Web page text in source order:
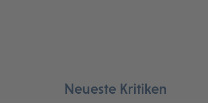
Neueste Kritiken